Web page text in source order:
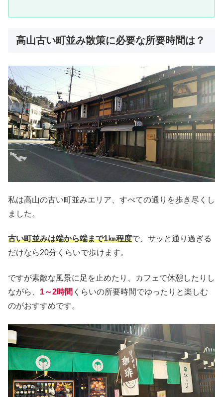
高山古い町並み散策に必要な所要時間は？
私は高山の古い町並みエリア、すべての通りを歩き尽くし
ました。
古い町並みは端から端まで1㎞程度で、サッと通り過ぎる
だけなら20分くらいで歩けます。
ですが素敵な風景に足を止めたり、カフェで休憩したりし
ながら、 1～2時間 くらいの所要時間でゆったりと楽しむ
のがおすすめです。